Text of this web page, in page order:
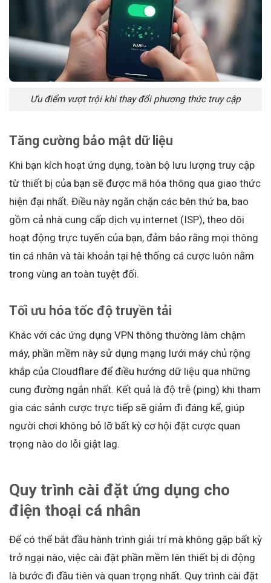
Ưu điểm vượt trội khi thay đổi phương thức truy cập
Tăng cường bảo mật dữ liệu
Khi bạn kích hoạt ứng dụng, toàn bộ lưu lượng truy cập
từ thiết bị của bạn sẽ được mã hóa thông qua giao thức
hiện đại nhất. Điều này ngăn chặn các bên thứ ba, bao
gồm cả nhà cung cấp dịch vụ internet (ISP), theo dõi
hoạt động trực tuyến của bạn, đảm bảo rằng mọi thông
tin cá nhân và tài khoản tại hệ thống cá cược luôn nằm
trong vùng an toàn tuyệt đối.
Tối ưu hóa tốc độ truyền tải
Khác với các ứng dụng VPN thông thường làm chậm
máy, phần mềm này sử dụng mạng lưới máy chủ rộng
khắp của Cloudflare để điều hướng dữ liệu qua những
cung đường ngắn nhất. Kết quả là độ trễ (ping) khi tham
gia các sảnh cược trực tiếp sẽ giảm đi đáng kể, giúp
người chơi không bỏ lỡ bất kỳ cơ hội đặt cược quan
trọng nào do lỗi giật lag.
Quy trình cài đặt ứng dụng cho
điện thoại cá nhân
Để có thể bắt đầu hành trình giải trí mà không gặp bất kỳ
trở ngại nào, việc cài đặt phần mềm lên thiết bị di động
là bước đi đầu tiên và quan trọng nhất. Quy trình cài đặt